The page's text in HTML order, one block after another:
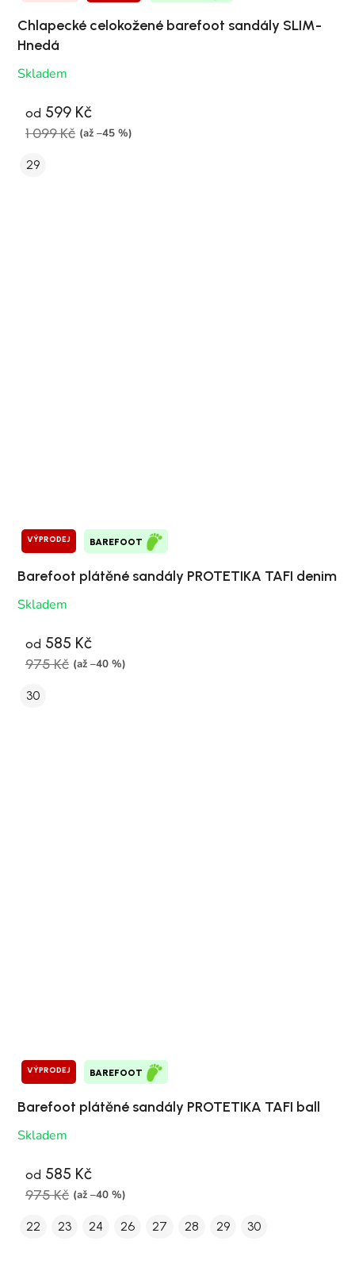
Chlapecké celokožené barefoot sandály SLIM-
Hnedá
Skladem
od 599 Kč
1 099 Kč (až –45 %)
29
VÝPRODEJ BAREFOOT
Barefoot plátěné sandály PROTETIKA TAFI denim
Skladem
od 585 Kč
975 Kč (až –40 %)
30
VÝPRODEJ BAREFOOT
Barefoot plátěné sandály PROTETIKA TAFI ball
Skladem
od 585 Kč
975 Kč (až –40 %)
22 23 24 26 27 28 29 30